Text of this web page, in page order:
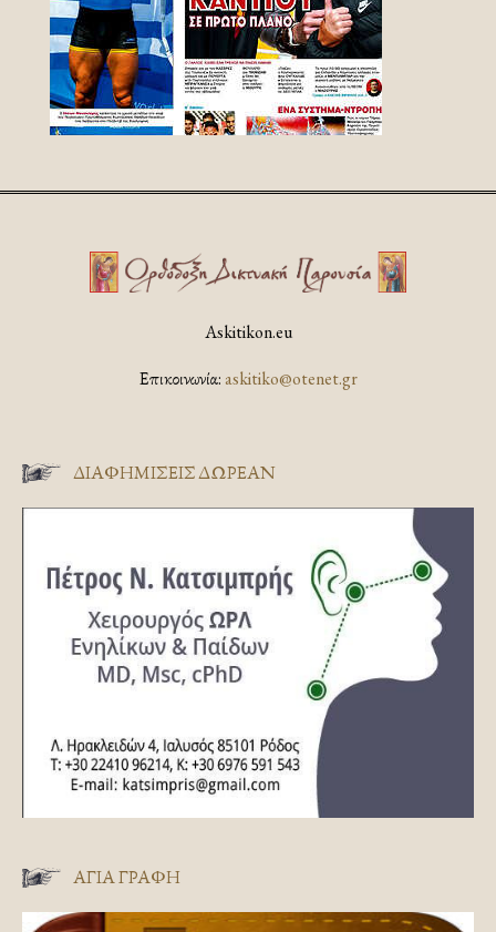
Askitikon.eu
Επικοινωνία:askitiko@otenet.gr
ΔΙΑΦΗΜΊΣΕΙΣ ΔΩΡΕΆΝ
ΑΓΊΑ ΓΡΑΦΉ